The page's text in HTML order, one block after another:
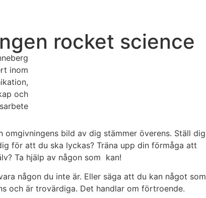
rocket science
inom
och
omgivningens bild av dig stämmer överens. Ställ dig
för att du ska lyckas? Träna upp din förmåga att
Ta hjälp av någon som kan!
någon du inte är. Eller säga att du kan något som
och är trovärdiga. Det handlar om förtroende.